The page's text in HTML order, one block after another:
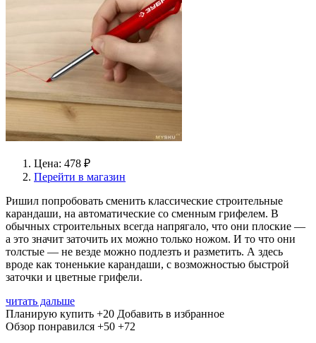
Цена: 478 ₽
Перейти в магазин
Ришил попробовать сменить классические строительные
карандаши, на автоматические со сменным грифелем. В
обычных строительных всегда напрягало, что они плоские —
а это значит заточить их можно только ножом. И то что они
толстые — не везде можно подлезть и разметить. А здесь
вроде как тоненькие карандаши, с возможностью быстрой
заточки и цветные грифели.
читать дальше
Планирую купить +20 Добавить в избранное
Обзор понравился +50 +72